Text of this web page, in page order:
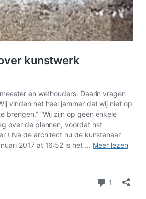
kunstwerk
en wethouders. Daarin vragen
vinden het heel jammer dat wij niet op
“Wij zijn op geen enkele
over de plannen, voordat het
! Na de architect nu de kunstenaar
2017 at 16:52 is het … Meer lezen
1 reactie